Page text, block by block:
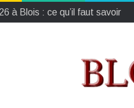
à Blois : ce qu’il faut savoir